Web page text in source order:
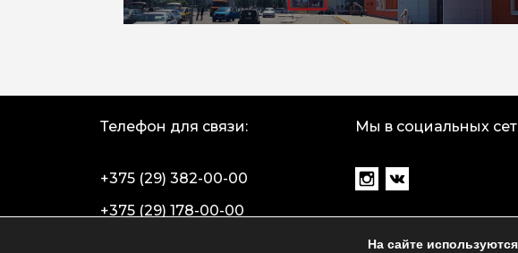
Телефон для связи:
+375 (29) 382-00-00
+375 (29) 178-00-00
Мы в социальных
На сайте